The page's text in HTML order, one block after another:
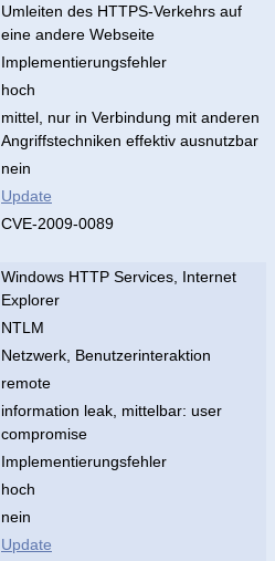
Umleiten des HTTPS-Verkehrs auf
eine andere Webseite
Implementierungsfehler
hoch
mittel, nur in Verbindung mit anderen
Angriffstechniken effektiv ausnutzbar
nein
Update
CVE-2009-0089
Windows HTTP Services, Internet
Explorer
NTLM
Netzwerk, Benutzerinteraktion
remote
information leak, mittelbar: user
compromise
Implementierungsfehler
hoch
nein
Update